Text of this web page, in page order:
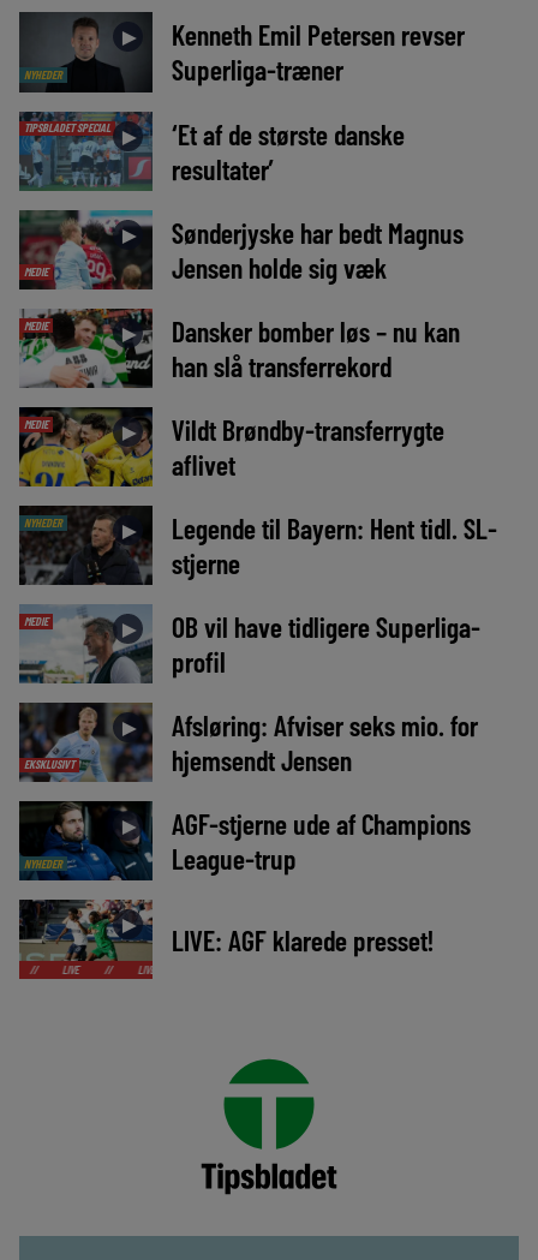
NYHEDER
►
Kenneth Emil Petersen revser
Superliga-træner
TIPSBLADET SPECIAL ►
‘Et af de største danske
resultater’
MEDIE
►
Sønderjyske har bedt Magnus
Jensen holde sig væk
MEDIE ►
Dansker bomber løs – nu kan
han slå transferrekord
MEDIE ►
Vildt Brøndby-transferrygte
aflivet
NYHEDER ►
Legende til Bayern: Hent tidl. SL-
stjerne
MEDIE ►
OB vil have tidligere Superliga-
profil
EKSKLUSIVT
►
Afsløring: Afviser seks mio. for
hjemsendt Jensen
NYHEDER
►
AGF-stjerne ude af Champions
League-trup
►
// LIVE // LIVE
LIVE: AGF klarede presset!